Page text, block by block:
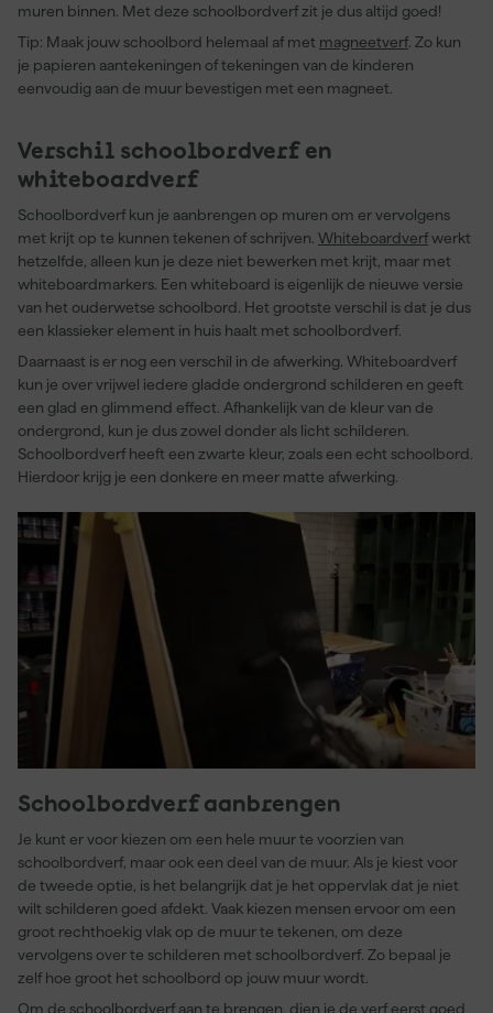
muren binnen. Met deze schoolbordverf zit je dus altijd goed!
Tip: Maak jouw schoolbord helemaal af met magneetverf. Zo kun
je papieren aantekeningen of tekeningen van de kinderen
eenvoudig aan de muur bevestigen met een magneet.
Verschil schoolbordverf en
whiteboardverf
Schoolbordverf kun je aanbrengen op muren om er vervolgens
met krijt op te kunnen tekenen of schrijven. Whiteboardverfwerkt
hetzelfde, alleen kun je deze niet bewerken met krijt, maar met
whiteboardmarkers. Een whiteboard is eigenlijk de nieuwe versie
van het ouderwetse schoolbord. Het grootste verschil is dat je dus
een klassieker element in huis haalt met schoolbordverf.
Daarnaast is er nog een verschil in de afwerking. Whiteboardverf
kun je over vrijwel iedere gladde ondergrond schilderen en geeft
een glad en glimmend effect. Afhankelijk van de kleur van de
ondergrond, kun je dus zowel donder als licht schilderen.
Schoolbordverf heeft een zwarte kleur, zoals een echt schoolbord.
Hierdoor krijg je een donkere en meer matte afwerking.
Schoolbordverf aanbrengen
Je kunt er voor kiezen om een hele muur te voorzien van
schoolbordverf, maar ook een deel van de muur. Als je kiest voor
de tweede optie, is het belangrijk dat je het oppervlak dat je niet
wilt schilderen goed afdekt. Vaak kiezen mensen ervoor om een
groot rechthoekig vlak op de muur te tekenen, om deze
vervolgens over te schilderen met schoolbordverf. Zo bepaal je
zelf hoe groot het schoolbord op jouw muur wordt.
Om de schoolbordverf aan te brengen, dien je de verf eerst goed